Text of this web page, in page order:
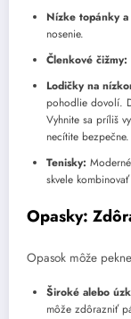
Nízke topánky a
nosenie.
Členkové čižmy:
Lodičky na
pohodlie dovolí.
Vyhnite sa príliš
necítite bezpečne.
Tenisky:
skvele
Opasky:
Opasok môže
Široké alebo
môže zdôrazniť